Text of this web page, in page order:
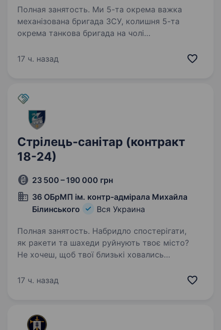
Полная занятость. Ми 5-та окрема важка
механізована бригада ЗСУ, колишня 5-та
окрема танкова бригада на чолі
в битві за Бахмут, коли його підрозділ
17 ч. назад
Стрілець-санітар (контракт
18-24)
23 500 – 190 000 грн
36 ОБрМП ім. контр-адмірала Михайла
Білинського
Вся Украина
Полная занятость. Набридло спостерігати,
як ракети та шахеди руйнують твоє місто?
Не хочеш, щоб твої близькі ховались
десь у Польщі? Втомився перевіряти у ТГ-
17 ч. назад